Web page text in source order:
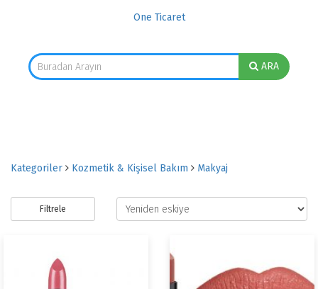
One Ticaret
ARA
Kategoriler Kozmetik & Kişisel Bakım Makyaj
Filtrele